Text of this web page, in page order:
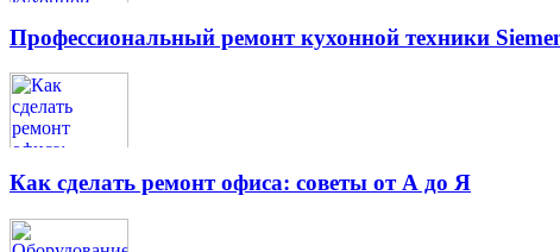
Профессиональный ремонт кухонной техники
Как сделать ремонт офиса: советы от А до Я